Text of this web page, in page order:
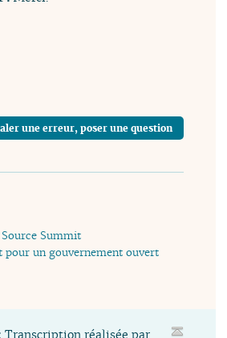
une erreur, poser une question
Source Summit
pour un gouvernement ouvert
Transcription réalisée par